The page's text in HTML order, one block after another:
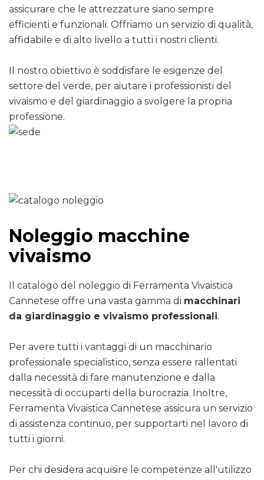
assicurare che le attrezzature siano sempre
efficienti e funzionali. Offriamo un servizio di qualità,
affidabile e di alto livello a tutti i nostri clienti.
Il nostro obiettivo è soddisfare le esigenze del
settore del verde, per aiutare i professionisti del
vivaismo e del giardinaggio a svolgere la propria
professione.
Noleggio macchine
vivaismo
Il catalogo del noleggio di Ferramenta Vivaistica
Cannetese offre una vasta gamma di macchinari
da giardinaggio e vivaismo professionali.
Per avere tutti i vantaggi di un macchinario
professionale specialistico, senza essere rallentati
dalla necessità di fare manutenzione e dalla
necessità di occuparti della burocrazia. Inoltre,
Ferramenta Vivaistica Cannetese assicura un servizio
di assistenza continuo, per supportarti nel lavoro di
tutti i giorni.
Per chi desidera acquisire le competenze all'utilizzo